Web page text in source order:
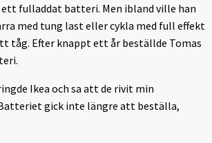
fulladdat batteri. Men ibland ville han
med tung last eller cykla med full effekt
tåg. Efter knappt ett år beställde Tomas
Ikea och sa att de rivit min
gick inte längre att beställa,